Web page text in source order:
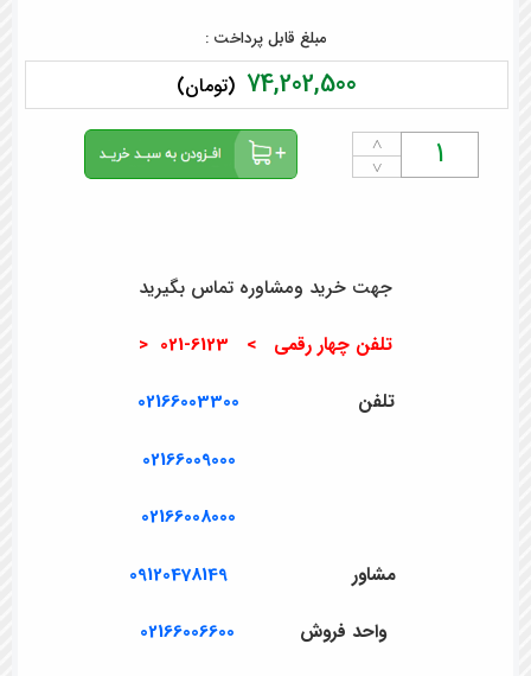
مبلغ قابل پرداخت :
74,202,500(تومان)
˄
˅
جهت خرید ومشاوره تماس بگیرید
تلفن چهار رقمی > 6123-021 <
تلفن 02166003300
02166009000
02166008000
مشاور 09120478149
واحد فروش 02166006600